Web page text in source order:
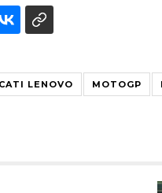
LENOVO MOTOGP